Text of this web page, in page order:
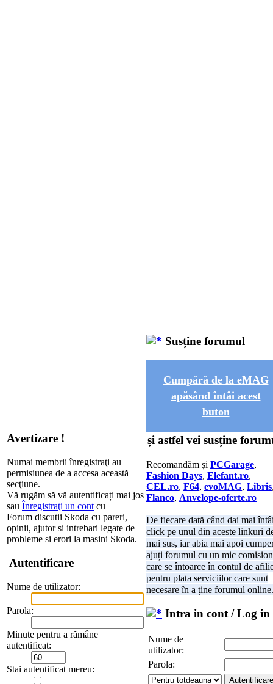
Avertizare !
Numai membrii înregistraţi au
permisiunea de a accesa această
secţiune.
Vă rugăm să vă autentificați mai jos
sau Înregistraţi un cont cu
Forum discutii Skoda cu pareri,
opinii, ajutor si intrebari legate de
probleme si erori la masini Skoda.
Autentificare
Nume de utilizator:
Parola:
Minute pentru a rămâne
autentificat:
Stai autentificat mereu:
Susține forumul
Cumpără de la eMAG
apăsând întâi acest
buton
și astfel vei susține
Recomandăm și PCGarage,
Fashion Days, Elefant.ro,
CEL.ro, F64, evoMAG, Libris
Flanco, Anvelope-oferte.ro
De fiecare dată când dai mai
click pe unul din aceste linkuri
mai sus, iar abia mai apoi
ajuți forumul cu un mic comision
care se întoarce în contul de
pentru plata serviciilor care sunt
necesare în a ține forumul online.
Intra in cont / Log in
Nume de
utilizator:
Parola: